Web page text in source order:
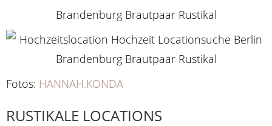
Fotos: HANNAH.KONDA
RUSTIKALE LOCATIONS